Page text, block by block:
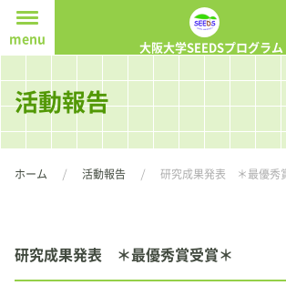
menu 大阪大学SEEDSプログラム
ホーム
SEEDSプログラムとは
体感コース
実感コース
活動報告
活動報告
ホーム 活動報告 研究成果発表 ＊最優秀
研究成果発表 ＊最優秀賞受賞＊